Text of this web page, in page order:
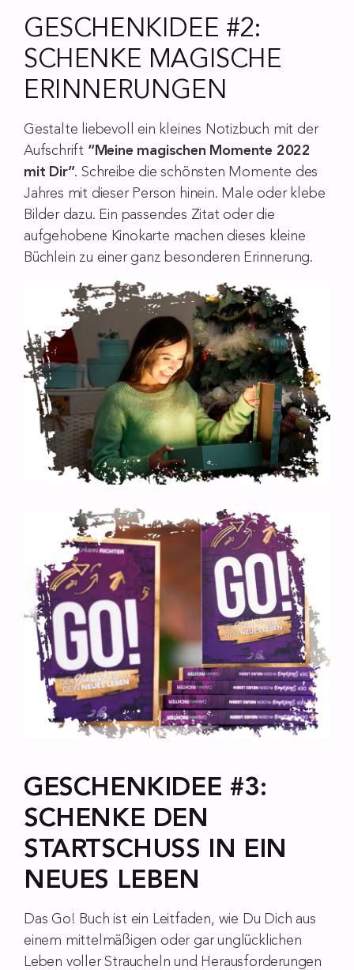
GESCHENKIDEE #2:
SCHENKE MAGISCHE
ERINNERUNGEN
Gestalte liebevoll ein kleines Notizbuch mit der
Aufschrift “Meine magischen Momente 2022
mit Dir”. Schreibe die schönsten Momente des
Jahres mit dieser Person hinein. Male oder klebe
Bilder dazu. Ein passendes Zitat oder die
aufgehobene Kinokarte machen dieses kleine
Büchlein zu einer ganz besonderen Erinnerung.
GESCHENKIDEE #3:
SCHENKE DEN
STARTSCHUSS IN EIN
NEUES LEBEN
Das Go! Buch ist ein Leitfaden, wie Du Dich aus
einem mittelmäßigen oder gar unglücklichen
Leben voller Straucheln und Herausforderungen